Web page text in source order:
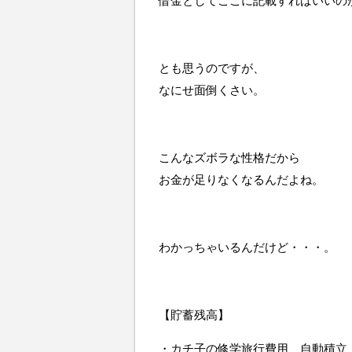
とも思うのですが、
なにせ面倒くさい。
こんなズボラな性格だから
お金が足りなくなるんだよね。
わかっちゃいるんだけど・・・。
【貯蓄残高】
・カチ子の修学旅行費用 自動積立